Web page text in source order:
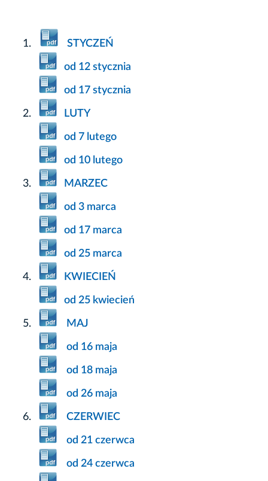
STYCZEŃ
od 12 stycznia
od 17 stycznia
LUTY
od 7 lutego
od 10 lutego
MARZEC
od 3 marca
od 17 marca
od 25 marca
KWIECIEŃ
od 25 kwiecień
MAJ
od 16 maja
od 18 maja
od 26 maja
CZERWIEC
od 21 czerwca
od 24 czerwca